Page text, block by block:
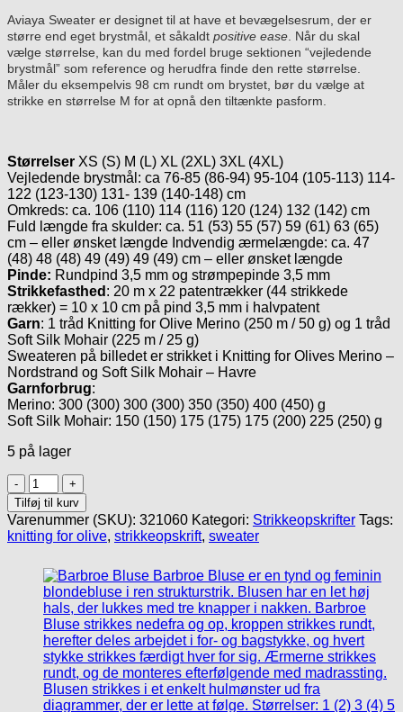
Aviaya Sweater er designet til at have et bevægelsesrum, der er
større end eget brystmål, et såkaldt positive ease . Når du skal
vælge størrelse, kan du med fordel bruge sektionen “vejledende
brystmål” som reference og herudfra finde den rette størrelse.
Måler du eksempelvis 98 cm rundt om brystet, bør du vælge at
strikke en størrelse M for at opnå den tiltænkte pasform.
Størrelser XS (S) M (L) XL (2XL) 3XL (4XL)
Vejledende brystmål: ca 76-85 (86-94) 95-104 (105-113) 114-
122 (123-130) 131- 139 (140-148) cm
Omkreds: ca. 106 (110) 114 (116) 120 (124) 132 (142) cm
Fuld længde fra skulder: ca. 51 (53) 55 (57) 59 (61) 63 (65)
cm – eller ønsket længde Indvendig ærmelængde: ca. 47
(48) 48 (48) 49 (49) 49 (49) cm – eller ønsket længde
Pinde: Rundpind 3,5 mm og strømpepinde 3,5 mm
Strikkefasthed : 20 m x 22 patentrækker (44 strikkede
rækker) = 10 x 10 cm på pind 3,5 mm i halvpatent
Garn: 1 tråd Knitting for Olive Merino (250 m / 50 g) og 1 tråd
Soft Silk Mohair (225 m / 25 g)
Sweateren på billedet er strikket i Knitting for Olives Merino –
Nordstrand og Soft Silk Mohair – Havre
Garnforbrug:
Merino: 300 (300) 300 (300) 350 (350) 400 (450) g
Soft Silk Mohair: 150 (150) 175 (175) 175 (200) 225 (250) g
5 på lager
Aviaya
Sweater,
en
klassisk
sweater
halvpatent,
(trykt
version)
antal
Tilføj til kurv
Varenummer (SKU): 321060 Kategori: Strikkeopskrifter Tags:
knitting for olive, strikkeopskrift, sweater